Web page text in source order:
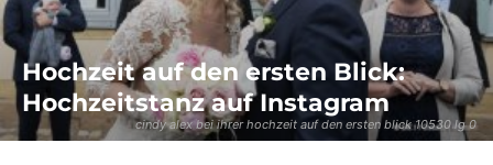
cindy alex bei ihrer hochzeit auf den ersten blick 10530 lg 0
Hochzeit auf den ersten Blick:
Hochzeitstanz auf Instagram